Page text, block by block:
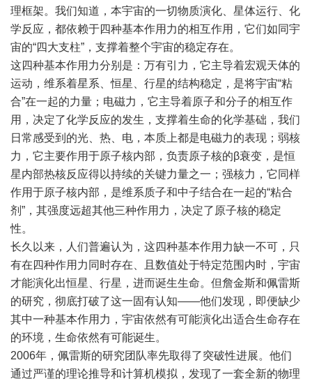
理框架。我们知道，本宇宙的一切物质演化、星体运行、化
学反应，都依赖于四种基本作用力的相互作用，它们如同宇
宙的“四大支柱”，支撑着整个宇宙的稳定存在。
这四种基本作用力分别是：万有引力，它主导着宏观天体的
运动，维系着星系、恒星、行星的结构稳定，是将宇宙“粘
合”在一起的力量；电磁力，它主导着原子和分子的相互作
用，决定了化学反应的发生，支撑着生命的化学基础，我们
日常感受到的光、热、电，本质上都是电磁力的表现；弱核
力，它主要作用于原子核内部，负责原子核的β衰变，是恒
星内部热核反应得以持续的关键力量之一；强核力，它同样
作用于原子核内部，是维系质子和中子结合在一起的“粘合
剂”，其强度远超其他三种作用力，决定了原子核的稳定
性。
长久以来，人们普遍认为，这四种基本作用力缺一不可，只
有在四种作用力同时存在、且数值处于特定范围内时，宇宙
才能演化出恒星、行星，进而诞生生命。但詹金斯和佩雷斯
的研究，彻底打破了这一固有认知——他们发现，即便缺少
其中一种基本作用力，宇宙依然有可能演化出适合生命存在
的环境，生命依然有可能诞生。
2006年，佩雷斯的研究团队率先取得了突破性进展。他们
通过严谨的理论推导和计算机模拟，发现了一套全新的物理